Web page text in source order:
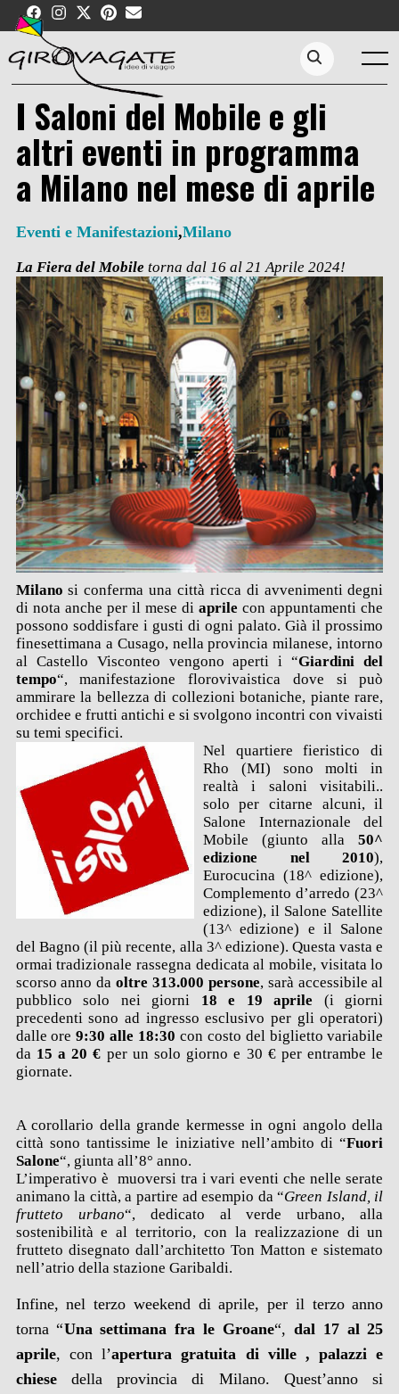
Skip
content
Menu
Search...
I Saloni del Mobile e gli
altri eventi in programma
a Milano nel mese di aprile
Eventi e Manifestazioni,Milano
La Fiera del Mobile torna dal 16 al 21 Aprile 2024!
Milanosi conferma una città ricca di avvenimenti degni
di nota anche per il mese diaprilecon appuntamenti che
possono soddisfare i gusti di ogni palato. Già il prossimo
finesettimana a Cusago, nella provincia milanese, intorno
al Castello Visconteo vengono aperti i “Giardini del
tempo“,manifestazione florovivaistica dove si può
ammirare la bellezza di collezioni botaniche, piante rare,
orchidee e frutti antichi e si svolgono incontri con vivaisti
su temi specifici.
Nel quartiere fieristico di
Rho (MI) sono molti in
realtà i saloni visitabili..
solo per citarne alcuni, il
Salone Internazionale del
Mobile (giunto alla50^
edizione nel 2010),
Eurocucina(18^ edizione),
Complemento d’arredo (23^
edizione), il Salone Satellite
(13^ edizione) e il Salone
del Bagno (il più recente, alla 3^ edizione). Questa vasta e
ormai tradizionale rassegna dedicata al mobile, visitata lo
scorso anno daoltre 313.000 persone, sarà accessibile al
pubblico solo nei giorni 18 e 19 aprile (i giorni
precedenti sono ad ingresso esclusivo per gli operatori)
dalle ore9:30 alle 18:30 con costo del biglietto variabile
da 15 a 20 € per un solo giorno e 30 € per entrambe le
giornate.
A corollario della grande kermesse in ogni angolo della
città sono tantissime le iniziative nell’ambito di “Fuori
Salone“, giunta all’8° anno.
L’imperativo è muoversi tra i vari eventi che nelle serate
animano la città, a partire ad esempio da “Green Island, il
frutteto urbano“, dedicato al verde urbano, alla
sostenibilità e al territorio, con la realizzazione di un
frutteto disegnato dall’architetto Ton Matton e sistemato
nell’atrio della stazione Garibaldi.
Infine, nel terzo weekend di aprile, per il terzo anno
torna “Una settimana fra le Groane“, dal 17 al 25
aprile, con l’apertura gratuita di ville , palazzi e
chiesedella provincia di Milano. Quest’anno si